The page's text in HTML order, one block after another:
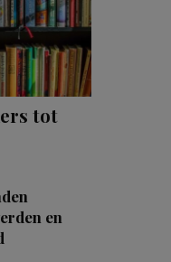
tot
en